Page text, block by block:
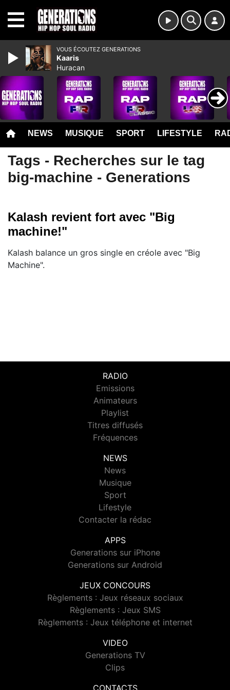
NEWS MUSIQUE SPORT LIFESTYLE
Tags - Recherches sur le tag
big-machine - Generations
Kalash revient fort avec "Big
machine!"
Kalash balance un gros single en créole avec "Big
Machine".
RADIO
Emissions
Animateurs
Playlist
Titres diffusés
Fréquences
NEWS
News
Musique
Sport
Lifestyle
Contacter la rédac
APPS
Generations sur iPhone
Generations sur Android
JEUX CONCOURS
Règlements : Jeux réseaux sociaux
Règlements : Jeux SMS
Règlements : Jeux téléphone et internet
VIDEO
Generations TV
Clips
VOUS ÉCOUTEZ GENERATIONS
Kaaris
Huracan